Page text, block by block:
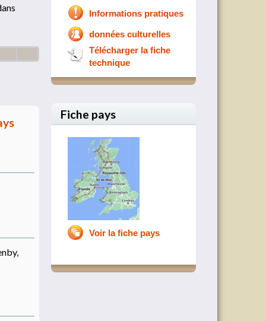
Informations pratiques
données culturelles
Télécharger la fiche
technique
Fiche pays
Voir la fiche pays